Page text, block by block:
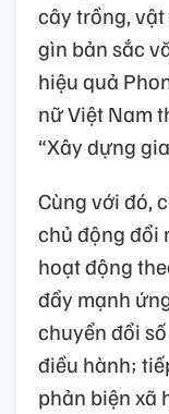
cây trồng,
gìn bản sắc
hiệu quả
nữ Việt Nam
“Xây dựng
Cùng với đó,
chủ động đổi
hoạt động
đẩy mạnh
chuyển đổi
điều hành;
phản biện xã